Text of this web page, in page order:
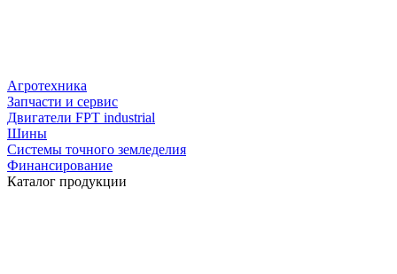
Агротехника
Запчасти и сервис
Двигатели FPT industrial
Шины
Системы точного земледелия
Финансирование
Каталог продукции